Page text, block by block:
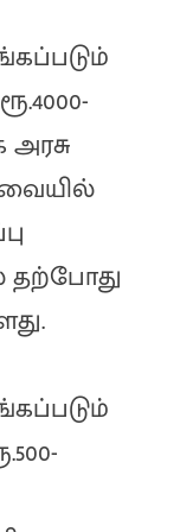
அரசு
தற்போது